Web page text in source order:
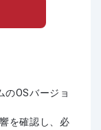
のOSバージョ
を確認し、必